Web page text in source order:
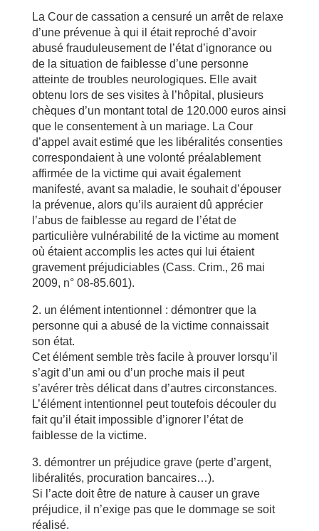
La Cour de cassation a censuré un arrêt de relaxe
d’une prévenue à qui il était reproché d’avoir
abusé frauduleusement de l’état d’ignorance ou
de la situation de faiblesse d’une personne
atteinte de troubles neurologiques. Elle avait
obtenu lors de ses visites à l’hôpital, plusieurs
chèques d’un montant total de 120.000 euros ainsi
que le consentement à un mariage. La Cour
d’appel avait estimé que les libéralités consenties
correspondaient à une volonté préalablement
affirmée de la victime qui avait également
manifesté, avant sa maladie, le souhait d’épouser
la prévenue, alors qu’ils auraient dû apprécier
l’abus de faiblesse au regard de l’état de
particulière vulnérabilité de la victime au moment
où étaient accomplis les actes qui lui étaient
gravement préjudiciables (Cass. Crim., 26 mai
2009, n° 08-85.601).
2. un élément intentionnel : démontrer que la
personne qui a abusé de la victime connaissait
son état.
Cet élément semble très facile à prouver lorsqu’il
s’agit d’un ami ou d’un proche mais il peut
s’avérer très délicat dans d’autres circonstances.
L’élément intentionnel peut toutefois découler du
fait qu’il était impossible d’ignorer l’état de
faiblesse de la victime.
3. démontrer un préjudice grave (perte d’argent,
libéralités, procuration bancaires…).
Si l’acte doit être de nature à causer un grave
préjudice, il n’exige pas que le dommage se soit
réalisé.